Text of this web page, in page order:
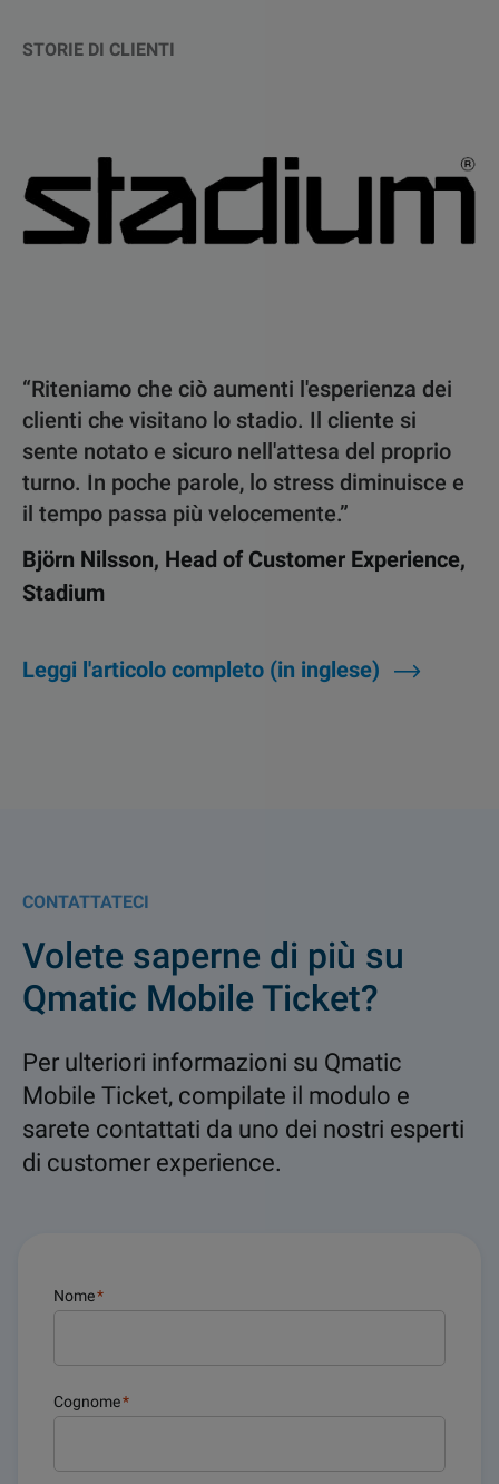
STORIE DI CLIENTI
“Riteniamo che ciò aumenti l'esperienza dei
clienti che visitano lo stadio. Il cliente si
sente notato e sicuro nell'attesa del proprio
turno. In poche parole, lo stress diminuisce e
il tempo passa più velocemente.”
Björn Nilsson, Head of Customer Experience,
Stadium
Leggi l'articolo completo (in inglese)
CONTATTATECI
Volete saperne di più su
Qmatic Mobile Ticket?
Per ulteriori informazioni su Qmatic
Mobile Ticket, compilate il modulo e
sarete contattati da uno dei nostri esperti
di customer experience.
Nome*
Cognome*